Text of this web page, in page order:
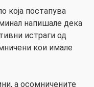
која постапува
напишале дека
истраги од
кои имале
а осомничените